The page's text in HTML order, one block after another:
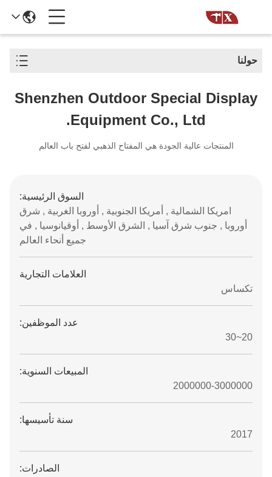
حولنا
Shenzhen Outdoor Special Display
Equipment Co., Ltd.
المنتجات عالية الجودة هي المفتاح الذهبي لفتح باب العالم
السوق الرئيسية:
امريكا الشمالية , أمريكا الجنوبية , أوروبا الغربية , شرق
أوروبا , جنوب شرق آسيا , الشرق الأوسط , أوقيانوسيا , في
جميع أنحاء العالم
العلامات التجارية
تكساس
عدد الموظفين:
20~30
المبيعات السنوية:
2000000-3000000
سنة تأسيسها:
2017
الصادرات: